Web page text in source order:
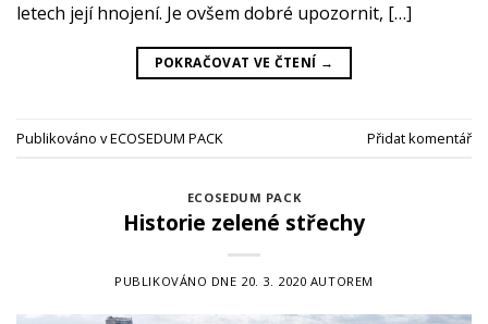
letech její hnojení. Je ovšem dobré upozornit, […]
POKRAČOVAT VE ČTENÍ →
Publikováno vECOSEDUM PACK Přidat komentář
ECOSEDUM PACK
Historie zelené střechy
PUBLIKOVÁNO DNE 20. 3. 2020 AUTOREM